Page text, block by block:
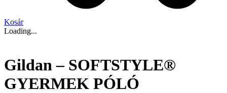
Kosár
Loading...
Gildan – SOFTSTYLE®
GYERMEK PÓLÓ